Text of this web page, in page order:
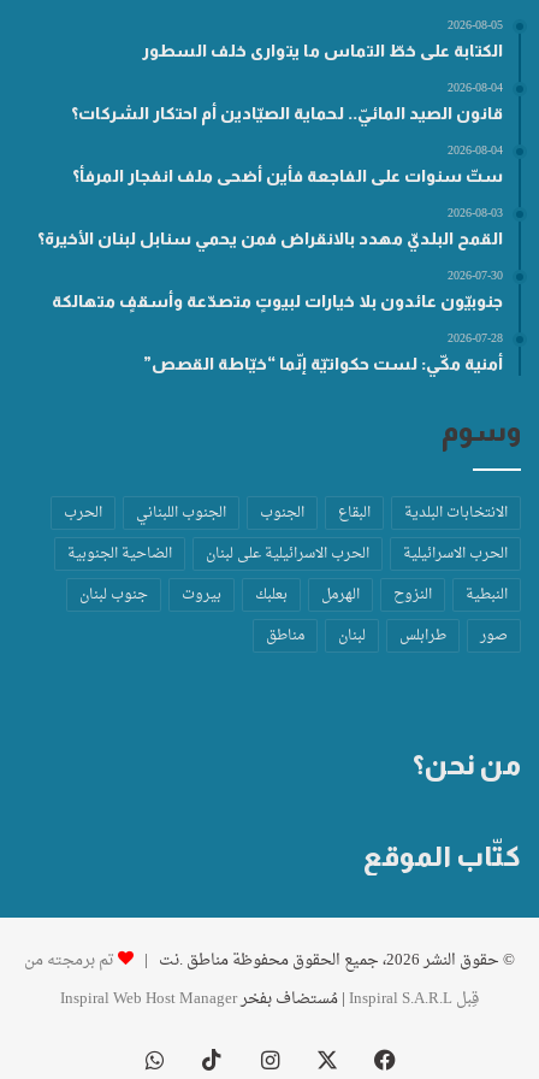
2026-08-05
الكتابة على خطّ التماس ما يتوارى خلف السطور
2026-08-04
قانون الصيد المائيّ.. لحماية الصيّادين أم احتكار الشركات؟
2026-08-04
ستّ سنوات على الفاجعة فأين أضحى ملف انفجار المرفأ؟
2026-08-03
القمح البلديّ مهدد بالانقراض فمن يحمي سنابل لبنان الأخيرة؟
2026-07-30
جنوبيّون عائدون بلا خيارات لبيوتٍ متصدّعة وأسقفٍ متهالكة
2026-07-28
أمنية مكّي: لست حكواتيّة إنّما “خيّاطة القصص”
وسوم
الانتخابات البلدية البقاع الجنوب الجنوب اللبناني
الحرب
الحرب الاسرائيلية
الحرب الاسرائيلية على لبنان
الضاحية الجنوبية
النبطية
النزوح الهرمل بعلبك بيروت
جنوب لبنان
صور
طرابلس لبنان مناطق
من نحن؟
كتّاب الموقع
© حقوق النشر 2026، جميع الحقوق محفوظة مناطق .نت |
تم برمجته من
قِبل Inspiral S.A.R.L
| مُستضاف بفخرInspiral Web Host Manager
فيسبوك انستقرام ‫TikTokواتساب